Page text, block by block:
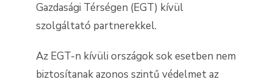
Gazdasági Térségen (EGT) kívül
szolgáltató partnerekkel.
Az EGT-n kívüli országok sok esetben nem
biztosítanak azonos szintű védelmet az